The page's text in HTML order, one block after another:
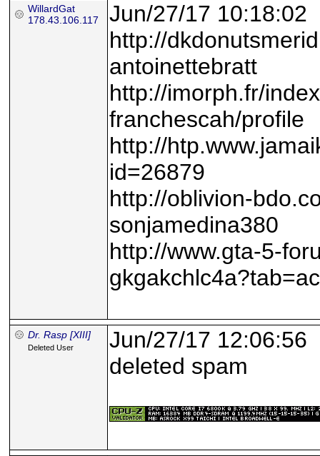
WillardGat
178.43.106.117
Jun/27/17 10:18:02
http://
antoinettebratt
http://imorph.fr/
franchescah/profile
http://
id=26879
http://oblivion-
sonjamedina380
http://www.gta-5-
Dr. Rasp [XIII]
Deleted User
Jun/27/17 12:06:56
deleted spam